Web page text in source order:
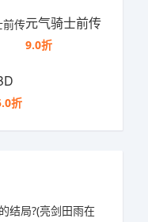
元气骑士前传
9.0折
折
结局?(亮剑田雨在